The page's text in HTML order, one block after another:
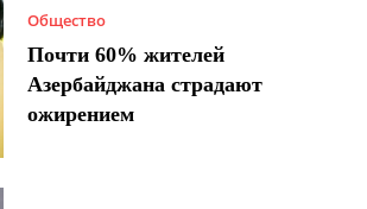
Общество
Почти 60% жителей
Азербайджана страдают
ожирением